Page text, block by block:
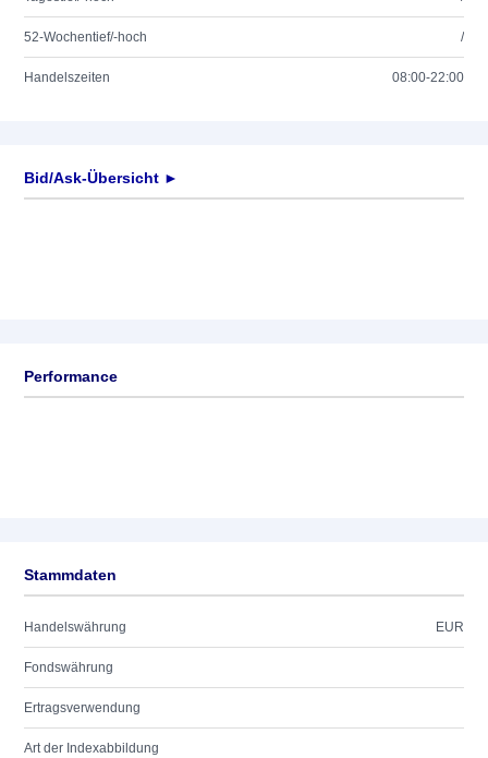
52-Wochentief/-hoch /
Handelszeiten 08:00-22:00
Bid/Ask-Übersicht ►
Performance
Stammdaten
Handelswährung EUR
Fondswährung
Ertragsverwendung
Art der Indexabbildung